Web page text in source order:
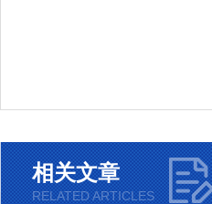
相关文章
RELATED ARTICLES